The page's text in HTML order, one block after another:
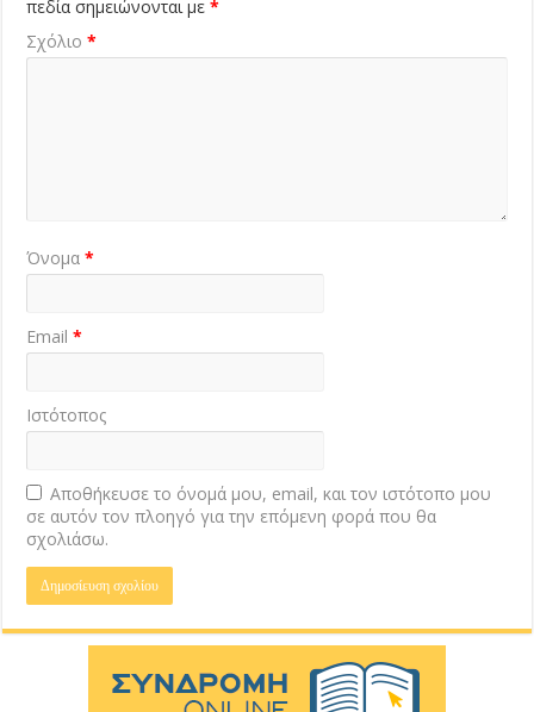
πεδία σημειώνονται με*
Σχόλιο*
Όνομα*
Email*
Ιστότοπος
Αποθήκευσε το όνομά μου, email, και τον ιστότοπο μου
σε αυτόν τον πλοηγό για την επόμενη φορά που θα
σχολιάσω.